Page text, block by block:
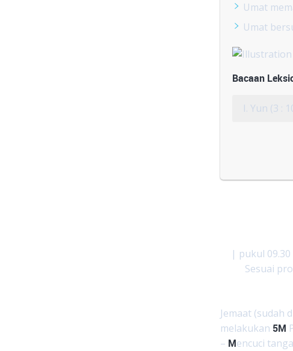
Umat
Umat
Bacaan
I. Yun (3 :
| pukul
Sesuai
Jemaat (sudah
melakukan 5M
– Mencuci